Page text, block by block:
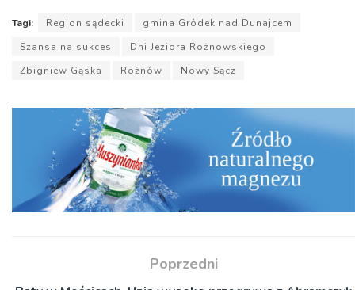
Tagi: Region sądecki
gmina Gródek nad Dunajcem
Szansa na sukces
Dni Jeziora Rożnowskiego
Zbigniew Gąska
Rożnów Nowy Sącz
Poprzedni